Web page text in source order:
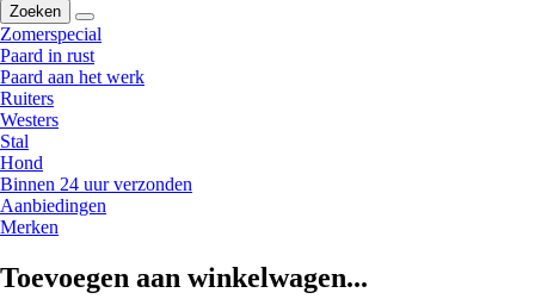
Zoeken
Zomerspecial
Paard in rust
Paard aan het werk
Ruiters
Westers
Stal
Hond
Binnen 24 uur verzonden
Aanbiedingen
Merken
Toevoegen aan winkelwagen...